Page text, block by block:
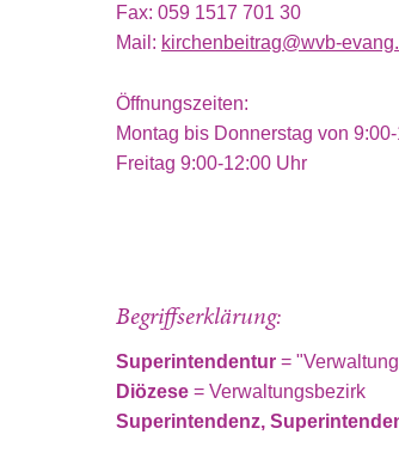
Fax: 059 1517 701 30
Mail: kirchenbeitrag@wvb-
Öffnungszeiten:
Montag bis Donnerstag von
Freitag 9:00-12:00 Uhr
Begriffserklärung:
Superintendentur =
Diözese = Verwaltungsbezirk
Superintendenz,